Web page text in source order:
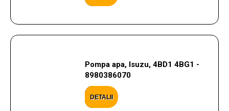
Pompa apa, Isuzu, 4BD1 4BG1 -
8980386070
DETALII